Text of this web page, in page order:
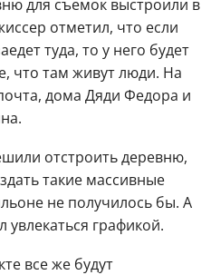
для съемок выстроили в
отметил, что если
туда, то у него будет
что там живут люди. На
дома Дяди Федора и
отстроить деревню,
такие массивные
не получилось бы. А
увлекаться графикой.
все же будут